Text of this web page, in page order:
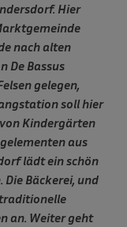
Hier
nach alten
De Bassus
gelegen,
soll hier
Kindergärten
aus
lädt ein schön
Bäckerei, und
an. Weiter geht